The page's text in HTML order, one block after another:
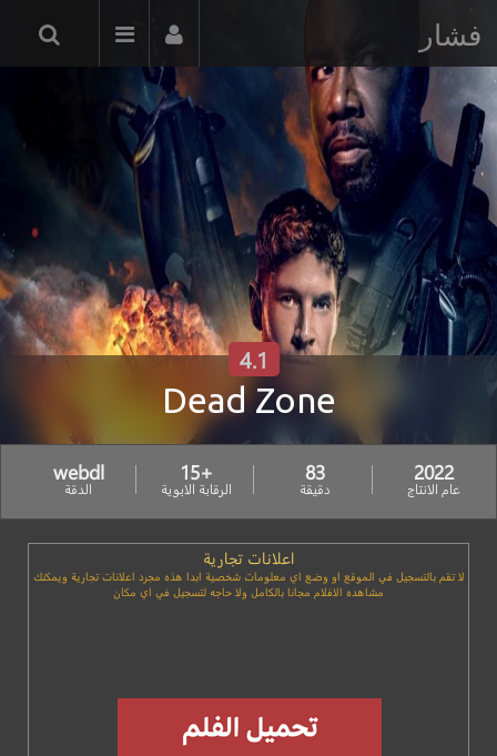
فشار
Dead Zone
4.1
2022
عام الانتاج
83
دقيقة
+15
الرقابة الابوية
webdl
الدقة
اعلانات تجارية
لا تقم بالتسجيل في الموقع او وضع اي معلومات شخصية ابدا هذه مجرد اعلانات تجارية ويمكنك
مشاهده الافلام مجانا بالكامل ولا حاجه لتسجيل في اي مكان